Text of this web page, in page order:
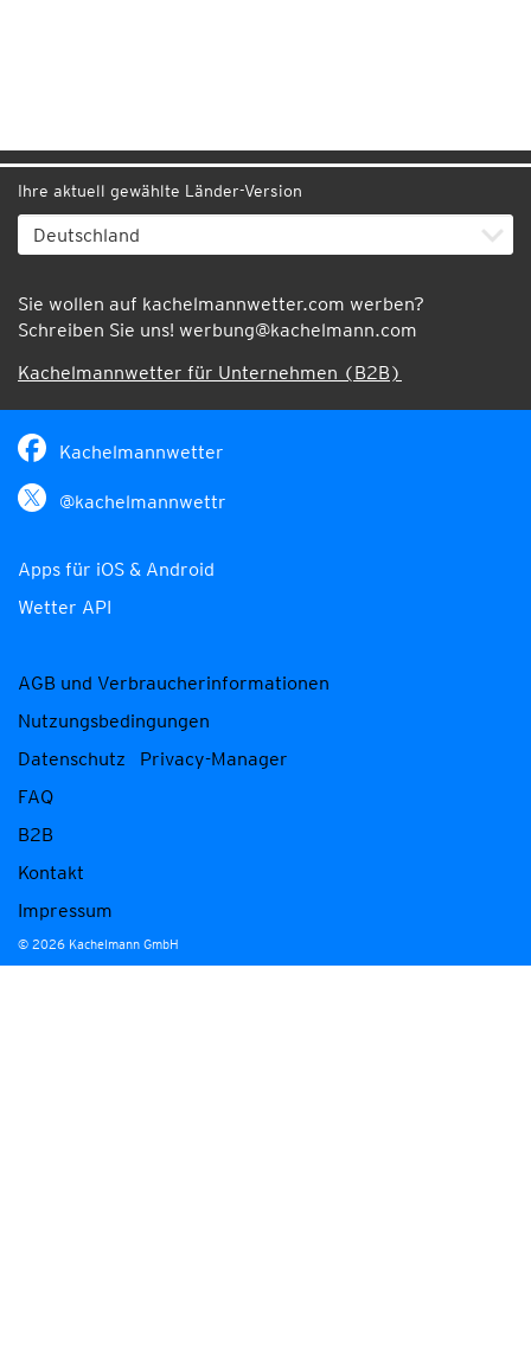
Ihre aktuell gewählte Länder-Version
Sie wollen auf kachelmannwetter.com werben?
Schreiben Sie uns! werbung@kachelmann.com
Kachelmannwetter für Unternehmen (B2B)
Kachelmannwetter
@kachelmannwettr
Apps für iOS & Android
Wetter API
AGB und Verbraucherinformationen
Nutzungsbedingungen
Datenschutz
Privacy-Manager
FAQ
B2B
Kontakt
Impressum
© 2026 Kachelmann GmbH